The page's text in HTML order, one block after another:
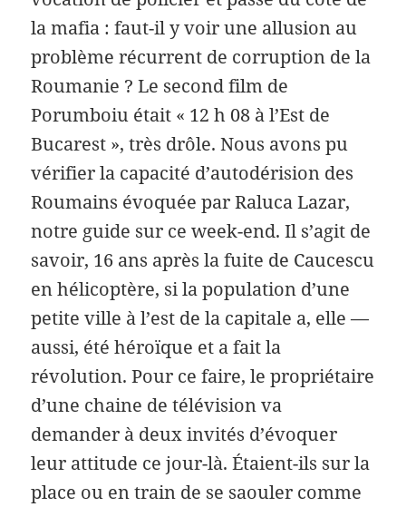
la mafia : faut-il y voir une allusion au
problème récurrent de corruption de la
Roumanie ? Le second film de
Porumboiu était « 12 h 08 à l’Est de
Bucarest », très drôle. Nous avons pu
vérifier la capacité d’autodérision des
Roumains évoquée par Raluca Lazar,
notre guide sur ce week-end. Il s’agit de
savoir, 16 ans après la fuite de Caucescu
en hélicoptère, si la population d’une
petite ville à l’est de la capitale a, elle —
aussi, été héroïque et a fait la
révolution. Pour ce faire, le propriétaire
d’une chaine de télévision va
demander à deux invités d’évoquer
leur attitude ce jour-là. Étaient-ils sur la
place ou en train de se saouler comme